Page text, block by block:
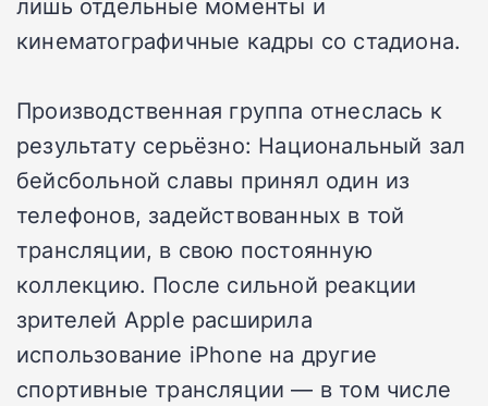
кинематографичные кадры со стадиона.
Производственная группа отнеслась к
результату серьёзно: Национальный зал
бейсбольной славы принял один из
телефонов, задействованных в той
трансляции, в свою постоянную
коллекцию. После сильной реакции
зрителей Apple расширила
использование iPhone на другие
спортивные трансляции — в том числе